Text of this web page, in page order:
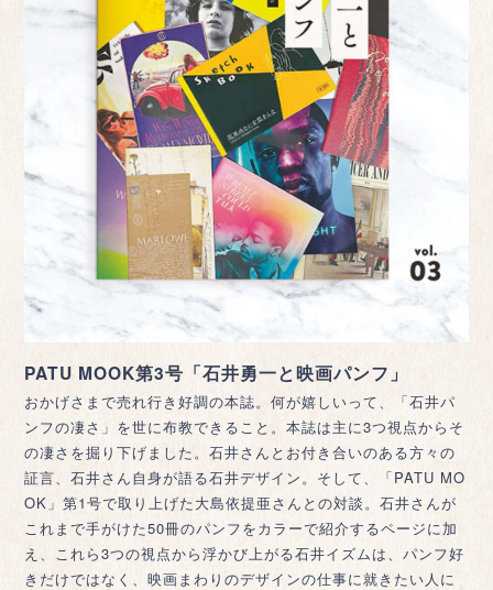
PATU MOOK第3号「石井勇一と映画パンフ」
おかげさまで売れ行き好調の本誌。何が嬉しいって、「石井パ
ンフの凄さ」を世に布教できること。本誌は主に3つ視点からそ
の凄さを掘り下げました。石井さんとお付き合いのある方々の
証言、石井さん自身が語る石井デザイン。そして、「PATU MO
OK」第1号で取り上げた大島依提亜さんとの対談。石井さんが
これまで手がけた50冊のパンフをカラーで紹介するページに加
え、これら3つの視点から浮かび上がる石井イズムは、パンフ好
きだけではなく、映画まわりのデザインの仕事に就きたい人に